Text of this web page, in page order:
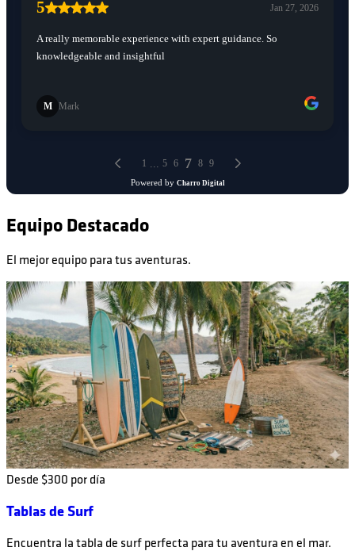
Equipo Destacado
El mejor equipo para tus aventuras.
Desde $300 por día
Tablas de Surf
Encuentra la tabla de surf perfecta para tu aventura en el mar.